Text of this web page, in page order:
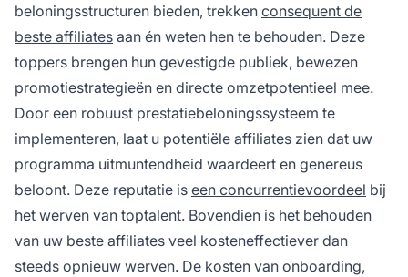
beloningsstructuren bieden, trekken consequent de
beste affiliates aan én weten hen te behouden. Deze
toppers brengen hun gevestigde publiek, bewezen
promotiestrategieën en directe omzetpotentieel mee.
Door een robuust prestatiebeloningssysteem te
implementeren, laat u potentiële affiliates zien dat uw
programma uitmuntendheid waardeert en genereus
beloont. Deze reputatie is een concurrentievoordeel bij
het werven van toptalent. Bovendien is het behouden
van uw beste affiliates veel kosteneffectiever dan
steeds opnieuw werven. De kosten van onboarding,